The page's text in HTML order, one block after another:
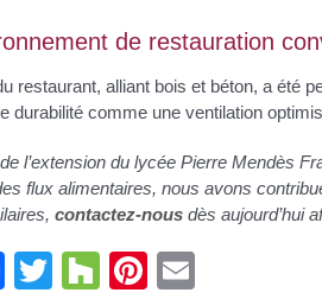
de restauration
restaurant, alliant bois et béton, a été
durabilité comme une ventilation
l’extension du lycée Pierre Mendès
flux alimentaires, nous avons
contactez-nous dès aujourd’hui
F
T
H
Pi